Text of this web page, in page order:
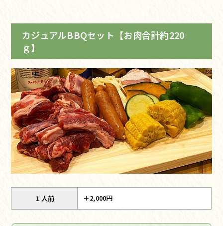
カジュアルBBQセット【お肉合計約220
ｇ】
１人前 ＋2,000円